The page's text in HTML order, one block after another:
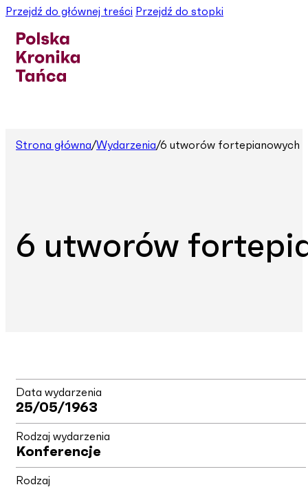
Przejdź do głównej treści Przejdź do stopki
Strona główna/Wydarzenia/6 utworów fortepianowych
6 utworów
Data wydarzenia
25/05/1963
Rodzaj wydarzenia
Konferencje
Rodzaj